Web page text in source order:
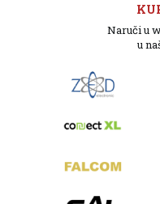
Naruči u
u